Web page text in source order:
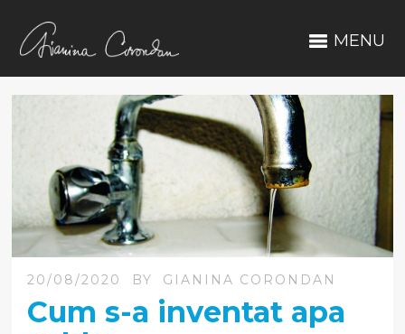
MENU
20/08/2020 BY GIANINA CORONDAN
Cum s-a inventat apa